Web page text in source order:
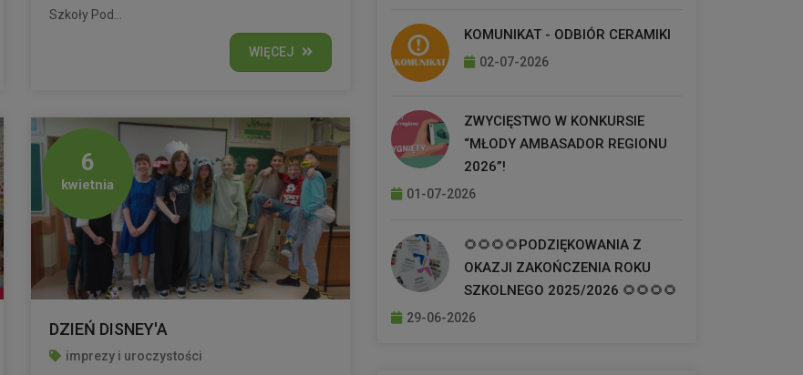
Szkoły Pod...
WIĘCEJ
6
kwietnia
DZIEŃ DISNEY'A
imprezy i uroczystości
KOMUNIKAT - ODBIÓR CERAMIKI
02-07-2026
ZWYCIĘSTWO W KONKURSIE
“MŁODY AMBASADOR REGIONU
2026”!
01-07-2026
🌻🌻🌻🌻PODZIĘKOWANIA Z
OKAZJI ZAKOŃCZENIA ROKU
SZKOLNEGO 2025/2026 🌻🌻🌻🌻
29-06-2026